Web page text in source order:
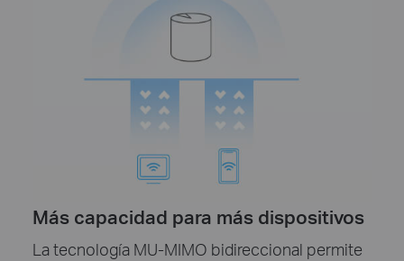
Más capacidad para más dispositivos
La tecnología MU-MIMO bidireccional permite